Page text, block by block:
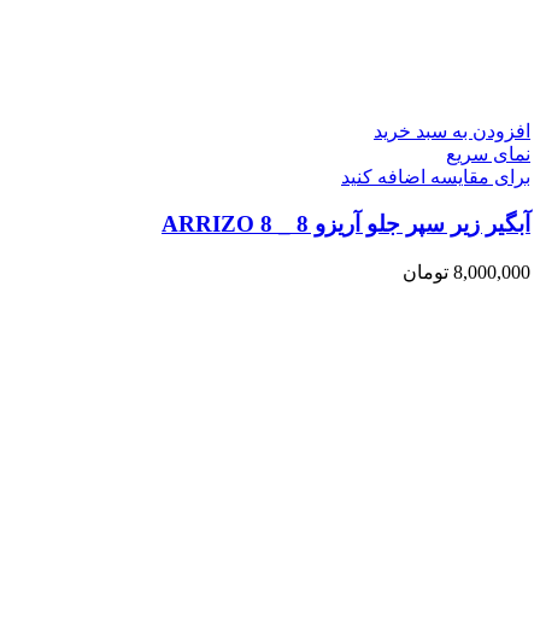
افزودن به سبد خرید
نمای سریع
برای مقایسه اضافه کنید
آبگیر زیر سپر جلو آریزو 8 _ ARRIZO 8
8,000,000 تومان